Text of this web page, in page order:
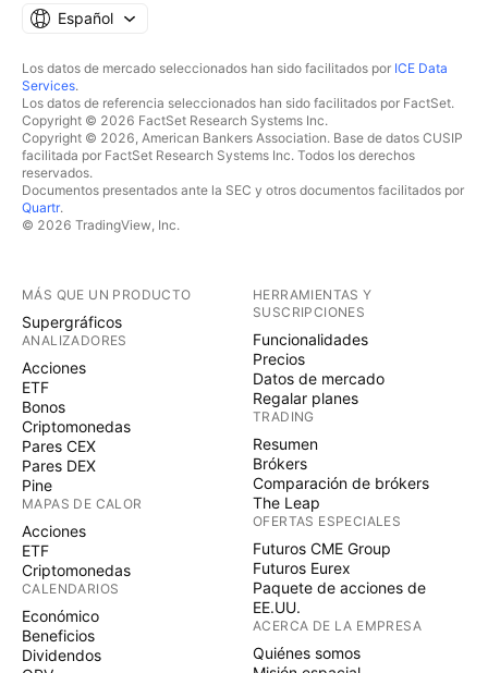
Español
Los datos de mercado seleccionados han sido facilitados por ICE Data
Services.
Los datos de referencia seleccionados han sido facilitados por FactSet.
Copyright © 2026 FactSet Research Systems Inc.
Copyright © 2026, American Bankers Association. Base de datos CUSIP
facilitada por FactSet Research Systems Inc. Todos los derechos
reservados.
Documentos presentados ante la SEC y otros documentos facilitados por
Quartr.
© 2026 TradingView, Inc.
MÁS QUE UN PRODUCTO
Supergráficos
ANALIZADORES
Acciones
ETF
Bonos
Criptomonedas
Pares CEX
Pares DEX
Pine
MAPAS DE CALOR
Acciones
ETF
Criptomonedas
CALENDARIOS
Económico
Beneficios
Dividendos
HERRAMIENTAS Y
SUSCRIPCIONES
Funcionalidades
Precios
Datos de mercado
Regalar planes
TRADING
Resumen
Brókers
Comparación de brókers
The Leap
OFERTAS ESPECIALES
Futuros CME Group
Futuros Eurex
Paquete de acciones de
EE.UU.
ACERCA DE LA EMPRESA
Quiénes somos